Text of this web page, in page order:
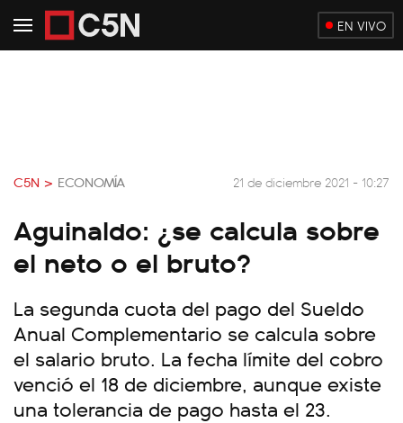
EN VIVO
C5N > ECONOMÍA 21 de diciembre 2021 - 10:27
Aguinaldo: ¿se calcula sobre
el neto o el bruto?
La segunda cuota del pago del Sueldo
Anual Complementario se calcula sobre
el salario bruto. La fecha límite del cobro
venció el 18 de diciembre, aunque existe
una tolerancia de pago hasta el 23.